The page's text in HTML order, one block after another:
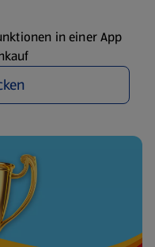
in einer App